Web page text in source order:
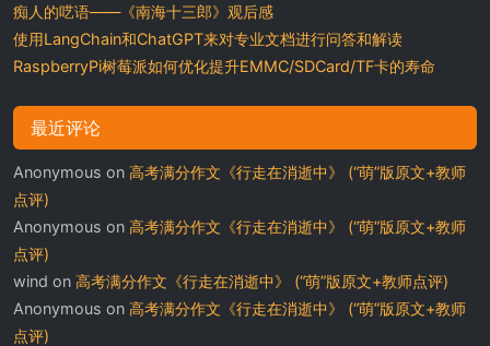
痴人的呓语——《南海十三郎》观后感
使用LangChain和ChatGPT来对专业文档进行问答和解读
RaspberryPi树莓派如何优化提升EMMC/SDCard/TF卡的寿命
最近评论
Anonymous on 高考满分作文《行走在消逝中》 (“萌”版原文+教师
点评)
Anonymous on 高考满分作文《行走在消逝中》 (“萌”版原文+教师
点评)
wind on 高考满分作文《行走在消逝中》 (“萌”版原文+教师点评)
Anonymous on 高考满分作文《行走在消逝中》 (“萌”版原文+教师
点评)